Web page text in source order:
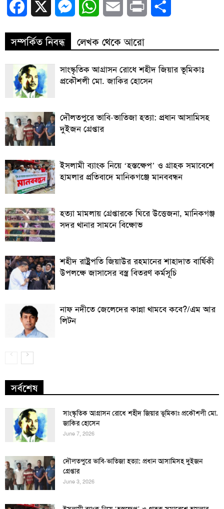
Facebook MessengerWhatsAppEmail Print
সম্পর্কিত নিবন্ধ লেখক থেকে আরো
সাংস্কৃতিক আগ্রাসন রোধে শহীদ জিয়ার ভূমিকাঃ
প্রকৌশলী মো. জাকির হোসেন
দৌলতপুরে ভাবি-ভাতিজা হত্যা: প্রধান আসামিসহ
দুইজন গ্রেপ্তার
ইসলামী ব্যাংক নিয়ে ‘হস্তক্ষেপ’ ও গ্রাহক সমাবেশে
হামলার প্রতিবাদে মানিকগঞ্জে মানববন্ধন
হত্যা মামলায় গ্রেপ্তারকে ঘিরে উত্তেজনা, মানিকগঞ্জ
সদর থানার সামনে বিক্ষোভ
শহীদ রাষ্ট্রপতি জিয়াউর রহমানের শাহাদাত বার্ষিকী
উপলক্ষে জাসাসের বস্ত্র বিতরণ কর্মসূচি
নাফ নদীতে জেলেদের কান্না থামবে কবে?/এম আর
লিটন
সর্বশেষ
সাংস্কৃতিক আগ্রাসন রোধে শহীদ জিয়ার ভূমিকাঃ প্রকৌশলী মো.
জাকির হোসেন
June 7, 2026
দৌলতপুরে ভাবি-ভাতিজা হত্যা: প্রধান আসামিসহ দুইজন
গ্রেপ্তার
June 3, 2026